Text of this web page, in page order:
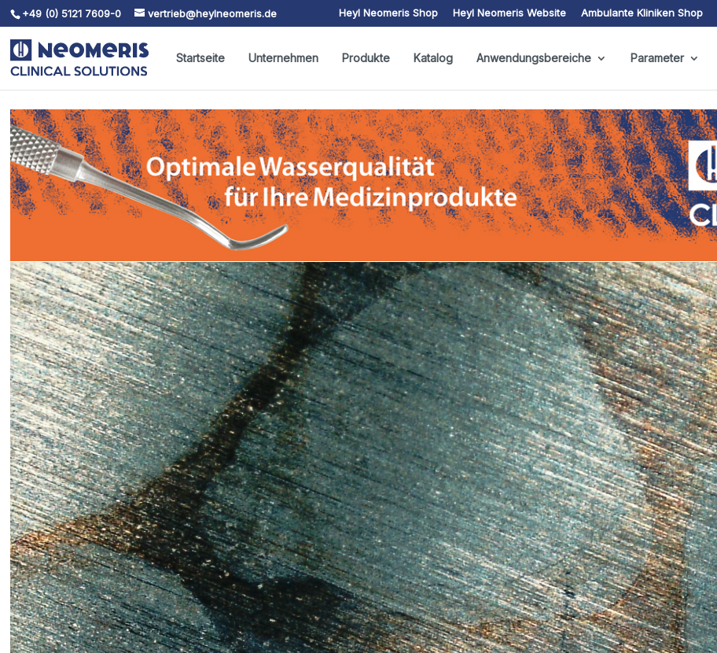
Skip To Content
+49 (0) 5121 7609-0 vertrieb@heylneomeris.de Heyl Neomeris Shop Heyl Neomeris Website Ambulante Kliniken Shop
Startseite Unternehmen Produkte Katalog Anwendungsbereiche Parameter
Video-
Player